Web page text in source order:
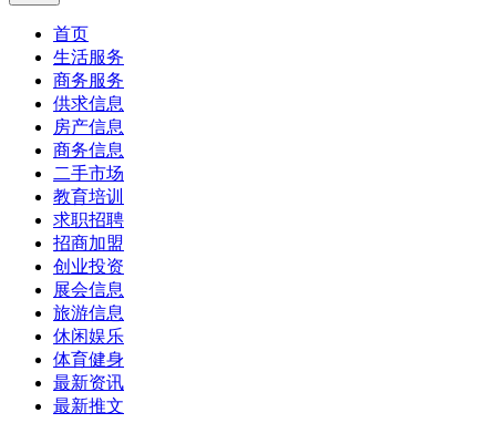
首页
生活服务
商务服务
供求信息
房产信息
商务信息
二手市场
教育培训
求职招聘
招商加盟
创业投资
展会信息
旅游信息
休闲娱乐
体育健身
最新资讯
最新推文